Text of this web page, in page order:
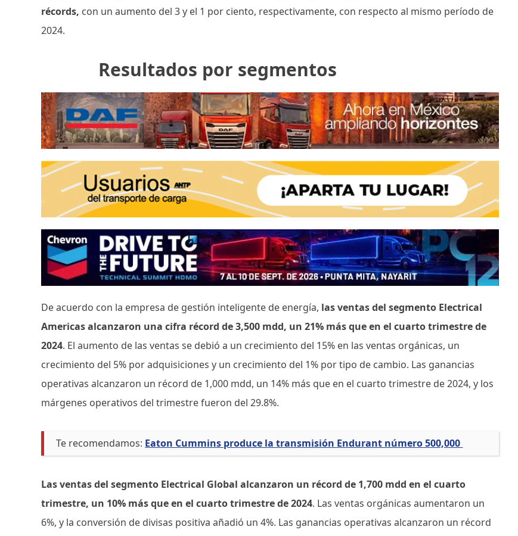
récords, con un aumento del 3 y el 1 por ciento, respectivamente, con respecto al mismo período de
2024.
Resultados por segmentos
De acuerdo con la empresa de gestión inteligente de energía, las ventas del segmento Electrical
Americas alcanzaron una cifra récord de 3,500 mdd, un 21% más que en el cuarto trimestre de
2024. El aumento de las ventas se debió a un crecimiento del 15% en las ventas orgánicas, un
crecimiento del 5% por adquisiciones y un crecimiento del 1% por tipo de cambio. Las ganancias
operativas alcanzaron un récord de 1,000 mdd, un 14% más que en el cuarto trimestre de 2024, y los
márgenes operativos del trimestre fueron del 29.8%.
Te recomendamos: Eaton Cummins produce la transmisión Endurant número 500,000
Las ventas del segmento Electrical Global alcanzaron un récord de 1,700 mdd en el cuarto
trimestre, un 10% más que en el cuarto trimestre de 2024. Las ventas orgánicas aumentaron un
6%, y la conversión de divisas positiva añadió un 4%. Las ganancias operativas alcanzaron un récord